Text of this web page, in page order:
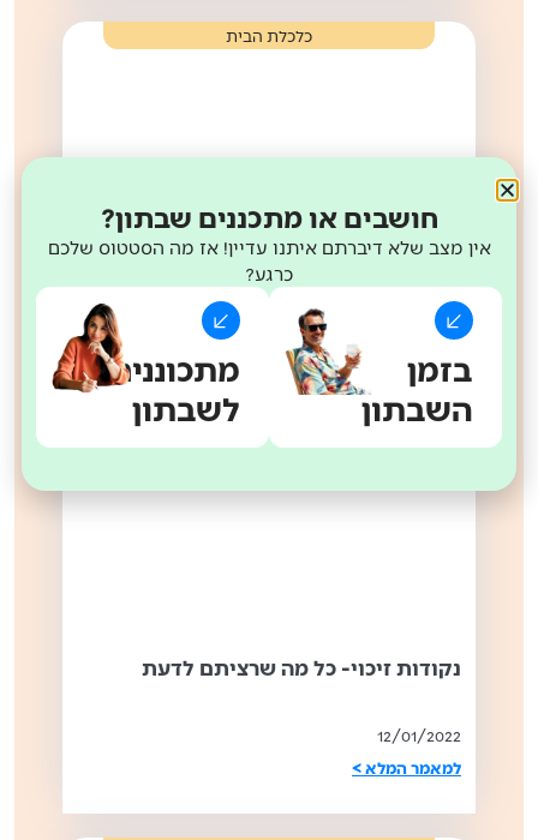
כלכלת הבית
מה ההבדל בין הברוטו לנטו?
11/08/2022
למאמר המלא >
אופק חדש,כלכלת הבית
נקודות זיכוי- כל מה שרציתם לדעת
12/01/2022
למאמר המלא >
חושבים או מתכננים שבתון?
אין מצב שלא דיברתם איתנו עדיין! אז מה הסטטוס שלכם
כרגע?
בזמן
השבתון
מתכוננים
לשבתון